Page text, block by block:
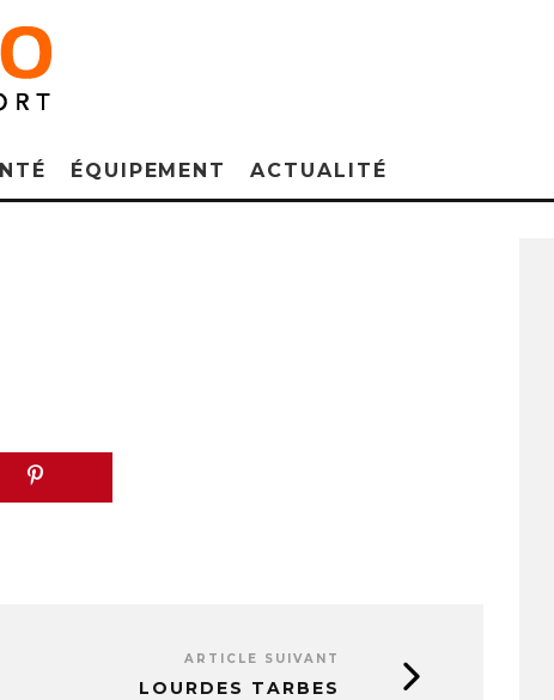
ÉQUIPEMENT ACTUALITÉ
ARTICLE SUIVANT
LOURDES TARBES